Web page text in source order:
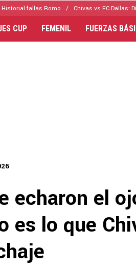
Historial fallas Romo Chivas vs FC Dallas:
CUP FEMENIL FUERZAS
echaron el
es lo que